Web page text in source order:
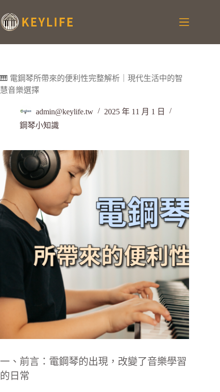
🎹 電鋼琴所帶來的便利性完整解析｜現代生活中的智
慧音樂選擇
admin@keylife.tw
2025 年 11 月 1 日
鋼琴小知識
一、前言：電鋼琴的出現，改變了音樂學習
的日常